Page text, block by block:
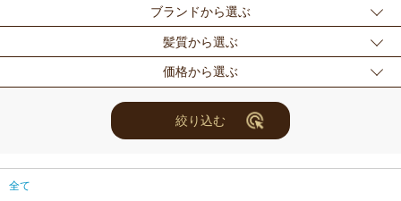
新発売 シャンプー
トリートメント
アウトバストリー
ドライヤー・ヘア
アイロン
スタイリング
for Men
メンズスタイリン
グ
ブランドから選ぶ
指定なし Londオリジナル
ケラスターゼ
モロッカンオイル
ルベル
アリミノ
ナンバースリー
ミアン フォード
ホリスティックキ
アクティバート
髪質から選ぶ
ふんわり ハリ・コシ
ウェット
ツヤ
しっとり
価格から選ぶ
〜3000円
3001円〜5000円
円
30000円
絞り込む
全て